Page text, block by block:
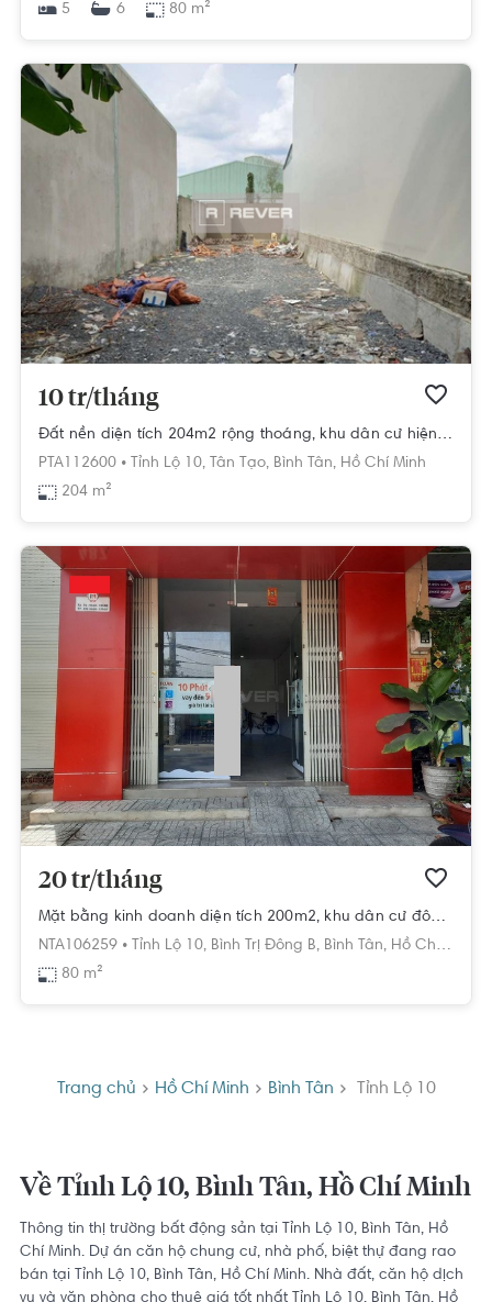
5
6 80 m²
10 tr/tháng
Đất nền diện tích 204m2 rộng thoáng, khu dân cư hiện hữu.
PTA112600 • Tỉnh Lộ 10, Tân Tạo, Bình Tân, Hồ Chí Minh
204 m²
20 tr/tháng
Mặt bằng kinh doanh diện tích 200m2, khu dân cư đông đúc.
NTA106259 • Tỉnh Lộ 10, Bình Trị Đông B, Bình Tân, Hồ Chí Minh
80 m²
Trang chủ Hồ Chí Minh Bình Tân Tỉnh Lộ 10
Về Tỉnh Lộ 10, Bình Tân, Hồ Chí Minh
Thông tin thị trường bất động sản tại Tỉnh Lộ 10, Bình Tân, Hồ
Chí Minh. Dự án căn hộ chung cư, nhà phố, biệt thự đang rao
bán tại Tỉnh Lộ 10, Bình Tân, Hồ Chí Minh. Nhà đất, căn hộ dịch